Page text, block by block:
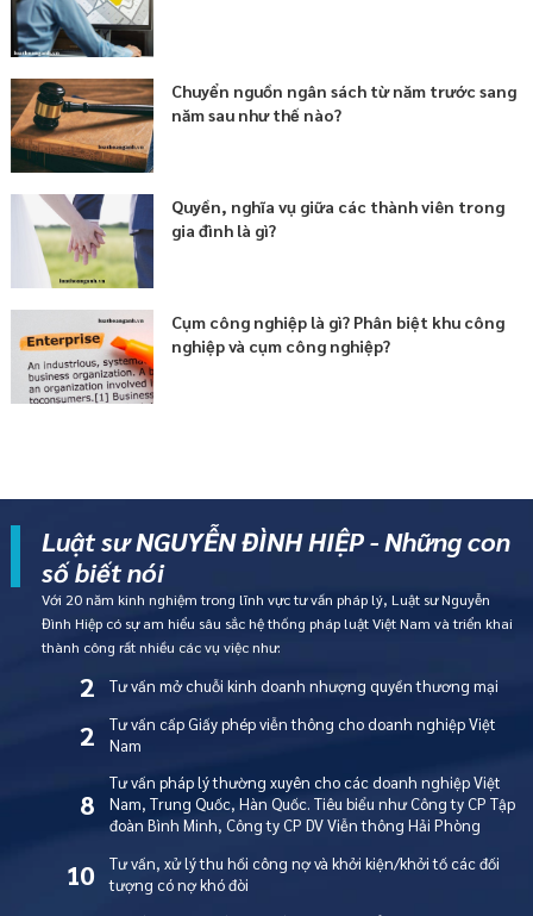
Chuyển nguồn ngân sách từ năm trước sang
năm sau như thế nào?
Quyền, nghĩa vụ giữa các thành viên trong
gia đình là gì?
Cụm công nghiệp là gì? Phân biệt khu công
nghiệp và cụm công nghiệp?
Luật sư NGUYỄN ĐÌNH HIỆP - Những con
số biết nói
Với 20 năm kinh nghiệm trong lĩnh vực tư vấn pháp lý, Luật sư Nguyễn
Đình Hiệp có sự am hiểu sâu sắc hệ thống pháp luật Việt Nam và triển khai
thành công rất nhiều các vụ việc như:
2 Tư vấn mở chuỗi kinh doanh nhượng quyền thương mại
2
Tư vấn cấp Giấy phép viễn thông cho doanh nghiệp Việt
Nam
8
Tư vấn pháp lý thường xuyên cho các doanh nghiệp Việt
Nam, Trung Quốc, Hàn Quốc. Tiêu biểu như Công ty CP Tập
đoàn Bình Minh, Công ty CP DV Viễn thông Hải Phòng
10
Tư vấn, xử lý thu hồi công nợ và khởi kiện/khởi tố các đối
tượng có nợ khó đòi